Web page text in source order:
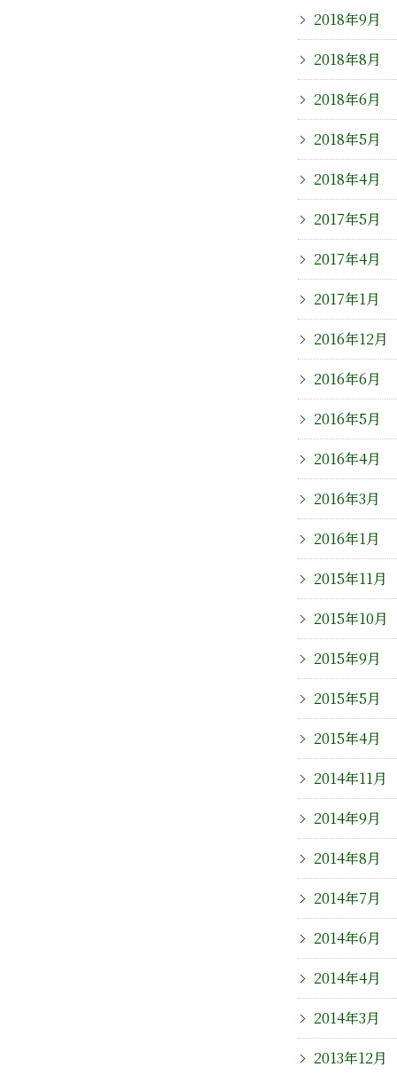
2018年9月
2018年8月
2018年6月
2018年5月
2018年4月
2017年5月
2017年4月
2017年1月
2016年12月
2016年6月
2016年5月
2016年4月
2016年3月
2016年1月
2015年11月
2015年10月
2015年9月
2015年5月
2015年4月
2014年11月
2014年9月
2014年8月
2014年7月
2014年6月
2014年4月
2014年3月
2013年12月